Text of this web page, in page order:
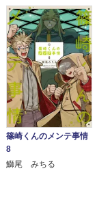
篠崎くんのメンテ事情
8
鰤尾 みちる